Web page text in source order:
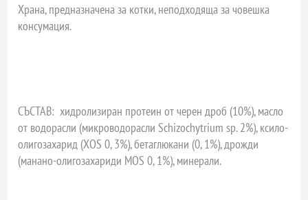
Храна, предназначена за котки, неподходяща за човешка
консумация.
СЪСТАВ: хидролизиран протеин от черен дроб (10%), масло
от водорасли (микроводорасли Schizochytrium sp. 2%), ксило-
олигозахарид (XOS 0, 3%), бетаглюкани (0, 1%), дрожди
(манано-олигозахариди MOS 0, 1%), минерали.